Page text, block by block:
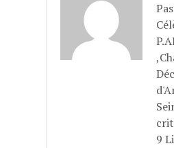
9